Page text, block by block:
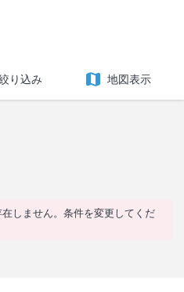
り込み 地図表示
しません。条件を変更してくだ